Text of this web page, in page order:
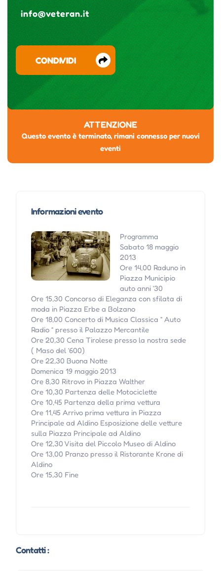
info@veteran.it
CONDIVIDI
ATTENZIONE
Questo evento è terminato, rimani connesso per nuovi
eventi
Informazioni evento
Programma
Sabato 18 maggio
2013
Ore 14,00 Raduno in
Piazza Municipio
auto anni ‘30
Ore 15,30 Concorso di Eleganza con sfilata di
moda in Piazza Erbe a Bolzano
Ore 18,00 Concerto di Musica Classica “ Auto
Radio “ presso il Palazzo Mercantile
Ore 20,30 Cena Tirolese presso la nostra sede
( Maso del ‘600)
Ore 22,30 Buona Notte
Domenica 19 maggio 2013
Ore 8,30 Ritrovo in Piazza Walther
Ore 10,30 Partenza delle Motociclette
Ore 10,45 Partenza della prima vettura
Ore 11,45 Arrivo prima vettura in Piazza
Principale ad Aldino Esposizione delle vetture
sulla Piazza Principale ad Aldino
Ore 12,30 Visita del Piccolo Museo di Aldino
Ore 13,00 Pranzo presso il Ristorante Krone di
Aldino
Ore 15,30 Fine
Contatti :